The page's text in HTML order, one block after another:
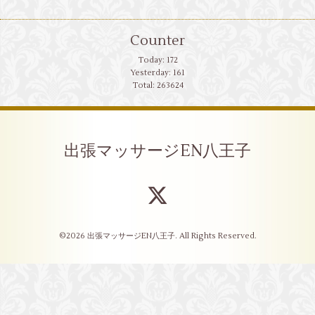
Counter
Today: 172
Yesterday: 161
Total: 263624
出張マッサージEN八王子
©2026 出張マッサージEN八王子. All Rights Reserved.